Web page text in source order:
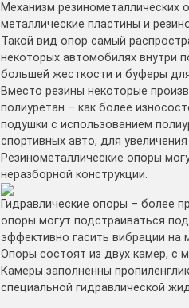
Механизм резинометаллических
металлические пластины и
Такой вид опор самый
некоторых автомобилях внутри
большей жесткости и буферы
Вместо резины некоторые
полиуретан – как более
подушки с использованием
спортивных авто, для
Резинометаллические опоры
неразборной конструкции.
Гидравлические опоры – более
опоры могут подстраиваться
эффективно гасить вибрации на
Опоры состоят из двух камер, с
Камеры заполненны
специальной гидравлической